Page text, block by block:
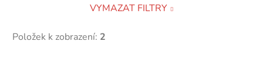
VYMAZAT FILTRY
Položek k zobrazení: 2